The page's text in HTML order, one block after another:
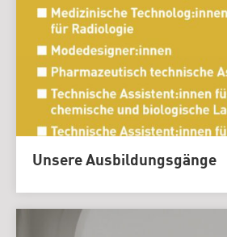
Unsere Ausbildungsgänge